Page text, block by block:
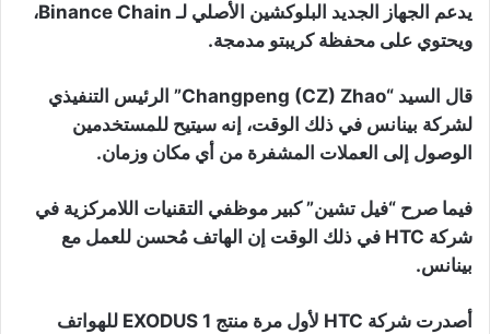
يدعم الجهاز الجديد البلوكشين الأصلي لـ Binance Chain،
ويحتوي على محفظة كريبتو مدمجة.
قال السيد “Changpeng (CZ) Zhao” الرئيس التنفيذي
لشركة بينانس في ذلك الوقت، إنه سيتيح للمستخدمين
الوصول إلى العملات المشفرة من أي مكان وزمان.
فيما صرح “فيل تشين” كبير موظفي التقنيات اللامركزية في
شركة HTC في ذلك الوقت إن الهاتف مُحسن للعمل مع
بينانس.
أصدرت شركة HTC لأول مرة منتج EXODUS 1 للهواتف